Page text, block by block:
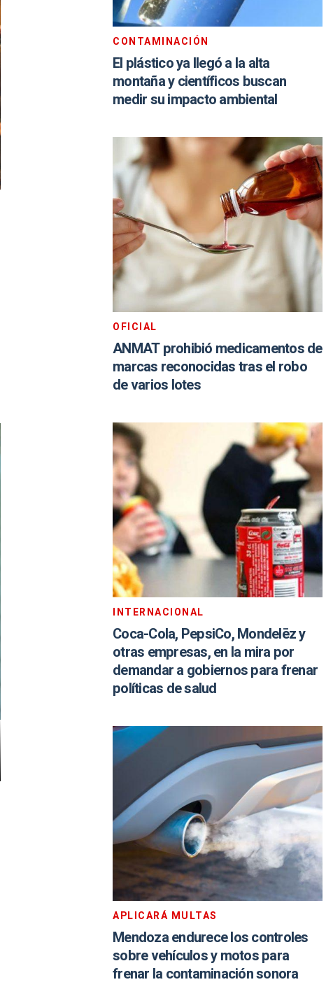
CONTAMINACIÓN
El plástico ya llegó a la alta
montaña y científicos buscan
medir su impacto ambiental
OFICIAL
ANMAT prohibió medicamentos de
marcas reconocidas tras el robo
de varios lotes
INTERNACIONAL
Coca-Cola, PepsiCo, Mondelēz y
otras empresas, en la mira por
demandar a gobiernos para frenar
políticas de salud
APLICARÁ MULTAS
Mendoza endurece los controles
sobre vehículos y motos para
frenar la contaminación sonora